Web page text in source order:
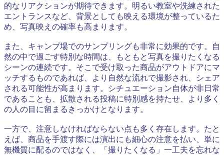
的なリアクションが期待できます。明るい教室や洗練された
エントランスなど、背景としても映える環境が整っているた
め、写真映えの確率も高まります。
また、キャンプ場でのサンプリングも非常に効果的です。自
然の中で過ごす特別な時間は、もともと写真を撮りたくなる
シーンの連続です。そこで受け取った商品がアウトドアにマ
ッチするものであれば、より自然な流れで撮影され、シェア
される可能性が高まります。シチュエーション自体が非日常
であることも、拡散される投稿に特別感を持たせ、より多く
の人の目に留まるきっかけとなります。
一方で、注意しなければならない点も多く存在します。たと
えば、商品を手渡す際には演出にも細心の注意を払い、単に
無機質に配るのではなく、「撮りたくなる」一工夫を忘れな